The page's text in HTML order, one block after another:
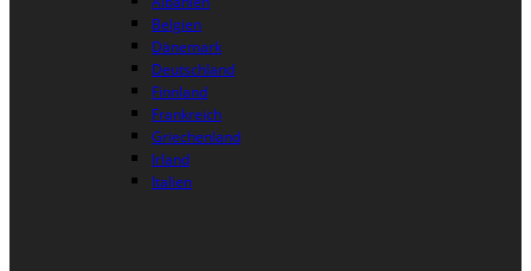
Belgien
Dänemark
Deutschland
Finnland
Frankreich
Griechenland
Irland
Italien